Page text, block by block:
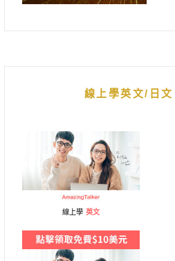
線上學英文/日文
線上學 英文